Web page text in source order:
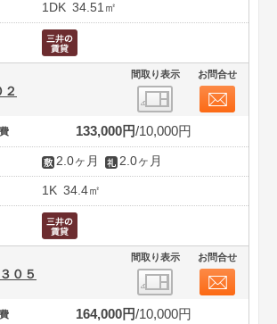
1DK 34.51㎡
間取り表示 お問合せ
２
133,000円 10,000円
2.0ヶ月 2.0ヶ月
1K 34.4㎡
間取り表示 お問合せ
０５
164,000円 10,000円